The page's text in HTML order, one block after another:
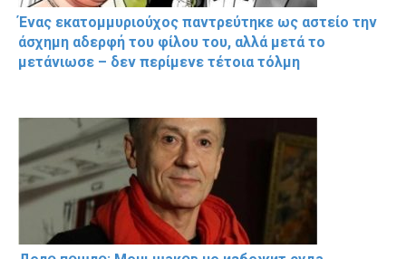
Ένας εκατομμυριούχος παντρεύτηκε ως αστείο την
άσχημη αδερφή του φίλου του, αλλά μετά το
μετάνιωσε – δεν περίμενε τέτοια τόλμη